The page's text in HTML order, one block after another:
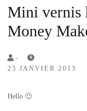
Mini vernis
Money
by
Lola
-
23 JANVIER 2013
Hello 🙂